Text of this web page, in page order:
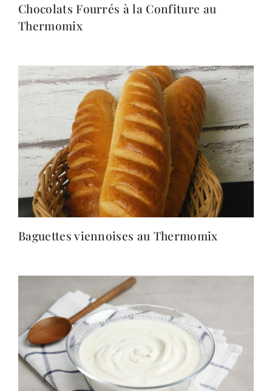
Chocolats Fourrés à la Confiture au
Thermomix
Baguettes viennoises au Thermomix